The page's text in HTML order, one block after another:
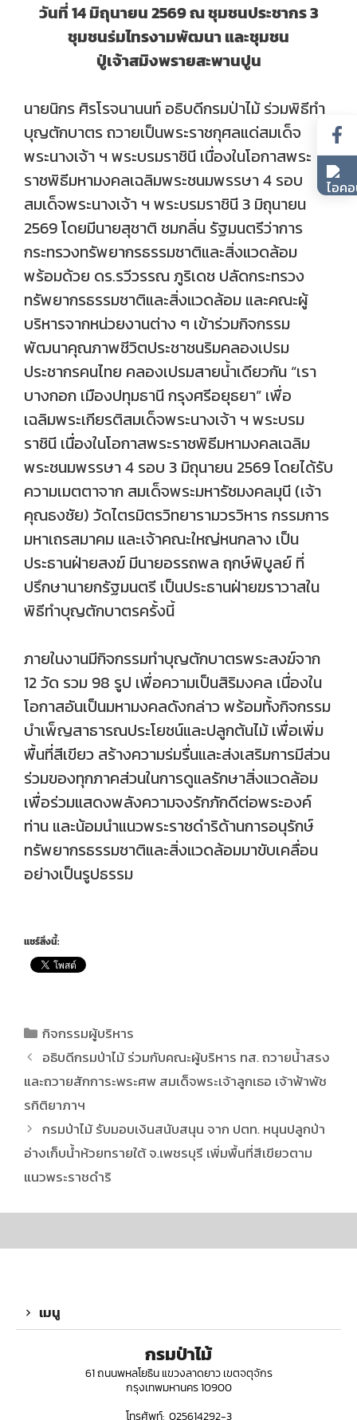
วันที่ 14 มิถุนายน 2569 ณ ชุมชนประชากร 3
ชุมชนร่มไทรงามพัฒนา และชุมชน
ปู่เจ้าสมิงพรายสะพานปูน
นายนิกร ศิรโรจนานนท์ อธิบดีกรมป่าไม้ ร่วมพิธีทํา
บุญตักบาตร ถวายเป็นพระราชกุศลแด่สมเด็จ
พระนางเจ้า ฯ พระบรมราชินี เนื่องในโอกาสพระ
ราชพิธีมหามงคลเฉลิมพระชนมพรรษา 4 รอบ
สมเด็จพระนางเจ้า ฯ พระบรมราชินี 3 มิถุนายน
2569 โดยมีนายสุชาติ ชมกลิ่น รัฐมนตรีว่าการ
กระทรวงทรัพยากรธรรมชาติและสิ่งแวดล้อม
พร้อมด้วย ดร.รวีวรรณ ภูริเดช ปลัดกระทรวง
ทรัพยากรธรรมชาติและสิ่งแวดล้อม และคณะผู้
บริหารจากหน่วยงานต่าง ๆ เข้าร่วมกิจกรรม
พัฒนาคุณภาพชีวิตประชาชนริมคลองเปรม
ประชากรคนไทย คลองเปรมสายน้ำเดียวกัน “เรา
บางกอก เมืองปทุมธานี กรุงศรีอยุธยา” เพื่อ
เฉลิมพระเกียรติสมเด็จพระนางเจ้า ฯ พระบรม
ราชินี เนื่องในโอกาสพระราชพิธีมหามงคลเฉลิม
พระชนมพรรษา 4 รอบ 3 มิถุนายน 2569 โดยได้รับ
ความเมตตาจาก สมเด็จพระมหารัชมงคลมุนี (เจ้า
คุณธงชัย) วัดไตรมิตรวิทยารามวรวิหาร กรรมการ
มหาเถรสมาคม และเจ้าคณะใหญ่หนกลาง เป็น
ประธานฝ่ายสงฆ์ มีนายอรรถพล ฤกษ์พิบูลย์ ที่
ปรึกษานายกรัฐมนตรี เป็นประธานฝ่ายฆราวาสใน
พิธีทำบุญตักบาตรครั้งนี้
ภายในงานมีกิจกรรมทำบุญตักบาตรพระสงฆ์จาก
12 วัด รวม 98 รูป เพื่อความเป็นสิริมงคล เนื่องใน
โอกาสอันเป็นมหามงคลดังกล่าว พร้อมทั้งกิจกรรม
บำเพ็ญสาธารณประโยชน์และปลูกต้นไม้ เพื่อเพิ่ม
พื้นที่สีเขียว สร้างความร่มรื่นและส่งเสริมการมีส่วน
ร่วมของทุกภาคส่วนในการดูแลรักษาสิ่งแวดล้อม
เพื่อร่วมแสดงพลังความจงรักภักดีต่อพระองค์
ท่าน และน้อมนำแนวพระราชดำริด้านการอนุรักษ์
ทรัพยากรธรรมชาติและสิ่งแวดล้อมมาขับเคลื่อน
อย่างเป็นรูปธรรม
แชร์สิ่งนี้:
กิจกรรมผู้บริหาร
อธิบดีกรมป่าไม้ ร่วมกับคณะผู้บริหาร ทส. ถวายน้ำสรง
และถวายสักการะพระศพ สมเด็จพระเจ้าลูกเธอ เจ้าฟ้าพัช
รกิติยาภาฯ
กรมป่าไม้ รับมอบเงินสนับสนุน จาก ปตท. หนุนปลูกป่า
อ่างเก็บน้ำห้วยทรายใต้ จ.เพชรบุรี เพิ่มพื้นที่สีเขียวตาม
แนวพระราชดำริ
เมนู
กรมป่าไม้
61 ถนนพหลโยธิน แขวงลาดยาว เขตจตุจักร
กรุงเทพมหานคร 10900
โทรศัพท์: 025614292-3